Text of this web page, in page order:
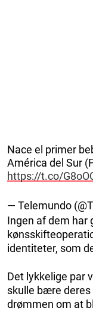
Nace el primer
América del Sur
https://t.co/
— Telemundo
Ingen af dem har
identiteter, som
Det lykkelige par
skulle bære deres
drømmen om at